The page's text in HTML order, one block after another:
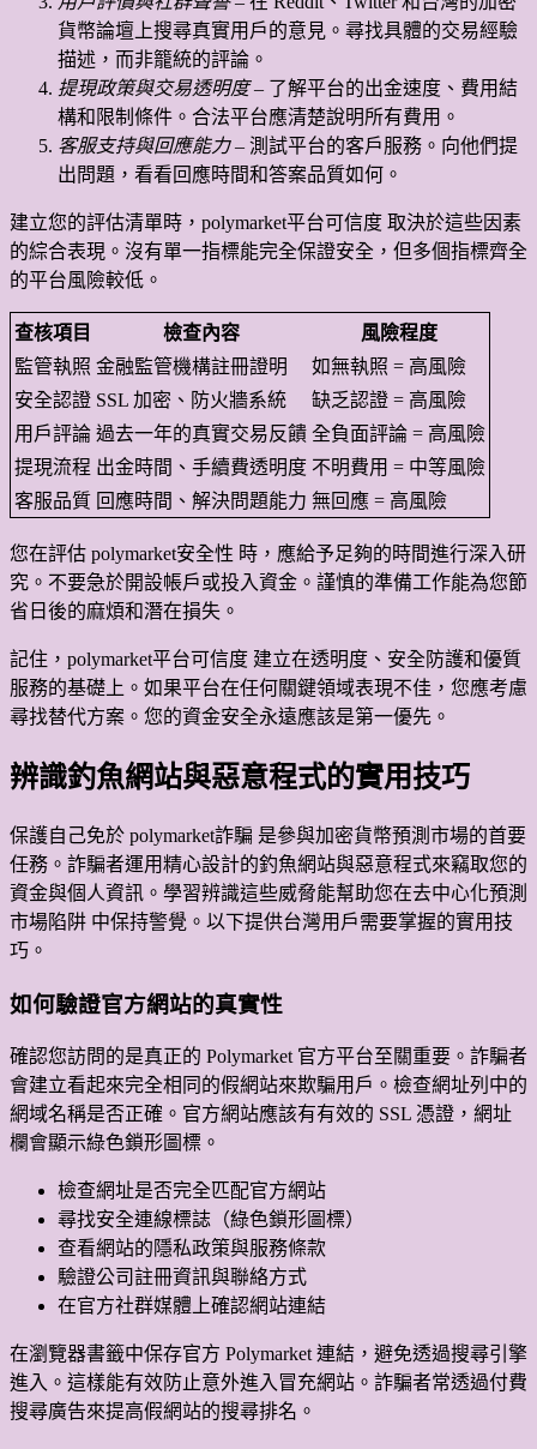
貨幣論壇上搜尋真實用戶的意見。尋找具體的交易經驗
描述，而非籠統的評論。
提現政策與交易透明度– 了解平台的出金速度、費用結
構和限制條件。合法平台應清楚說明所有費用。
客服支持與回應能力– 測試平台的客戶服務。向他們提
出問題，看看回應時間和答案品質如何。
建立您的評估清單時，polymarket平台可信度 取決於這些因素
的綜合表現。沒有單一指標能完全保證安全，但多個指標齊全
的平台風險較低。
查核項目 檢查內容
風險程度
監管執照 金融監管機構註冊證明
如無執照 = 高風險
安全認證 SSL 加密、防火牆系統
缺乏認證 = 高風險
用戶評論 過去一年的真實交易反饋 全負面評論 = 高風險
提現流程 出金時間、手續費透明度 不明費用 = 中等風險
客服品質 回應時間、解決問題能力 無回應 = 高風險
您在評估 polymarket安全性 時，應給予足夠的時間進行深入研
究。不要急於開設帳戶或投入資金。謹慎的準備工作能為您節
省日後的麻煩和潛在損失。
記住，polymarket平台可信度 建立在透明度、安全防護和優質
服務的基礎上。如果平台在任何關鍵領域表現不佳，您應考慮
尋找替代方案。您的資金安全永遠應該是第一優先。
辨識釣魚網站與惡意程式的實用技巧
保護自己免於 polymarket詐騙 是參與加密貨幣預測市場的首要
任務。詐騙者運用精心設計的釣魚網站與惡意程式來竊取您的
資金與個人資訊。學習辨識這些威脅能幫助您在去中心化預測
市場陷阱 中保持警覺。以下提供台灣用戶需要掌握的實用技
巧。
如何驗證官方網站的真實性
確認您訪問的是真正的 Polymarket 官方平台至關重要。詐騙者
會建立看起來完全相同的假網站來欺騙用戶。檢查網址列中的
網域名稱是否正確。官方網站應該有有效的 SSL 憑證，網址
欄會顯示綠色鎖形圖標。
檢查網址是否完全匹配官方網站
尋找安全連線標誌（綠色鎖形圖標）
查看網站的隱私政策與服務條款
驗證公司註冊資訊與聯絡方式
在官方社群媒體上確認網站連結
在瀏覽器書籤中保存官方 Polymarket 連結，避免透過搜尋引擎
進入。這樣能有效防止意外進入冒充網站。詐騙者常透過付費
搜尋廣告來提高假網站的搜尋排名。